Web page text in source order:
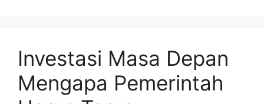
Investasi Masa Depan
Mengapa Pemerintah